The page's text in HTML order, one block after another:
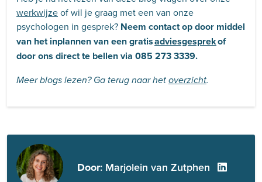
werkwijzeof wil je graag met een van onze
psychologen in gesprek? Neem contact op door middel
van het inplannen van een gratisadviesgesprekof
door ons direct te bellen via 085 273 3339.
Meer blogs lezen? Ga terug naar het overzicht.
Door: Marjolein van Zutphen